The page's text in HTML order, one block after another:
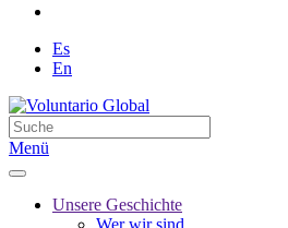
Es
En
Menü
Unsere Geschichte
Wer wir sind